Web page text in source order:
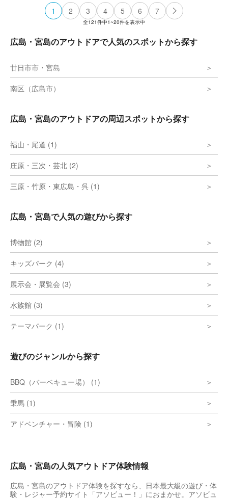
1 2 3 4 5 6 7
全121件中1~20件を表示中
広島・宮島のアウトドアで人気のスポットから探す
廿日市市・宮島
南区（広島市）
広島・宮島のアウトドアの周辺スポットから探す
福山・尾道 (1)
庄原・三次・芸北 (2)
三原・竹原・東広島・呉 (1)
広島・宮島で人気の遊びから探す
博物館 (2)
キッズパーク (4)
展示会・展覧会 (3)
水族館 (3)
テーマパーク (1)
遊びのジャンルから探す
BBQ（バーベキュー場） (1)
乗馬 (1)
アドベンチャー・冒険 (1)
広島・宮島の人気アウトドア体験情報
広島・宮島のアウトドア体験を探すなら、日本最大級の遊び・体
験・レジャー予約サイト「アソビュー！」におまかせ。アソビュ